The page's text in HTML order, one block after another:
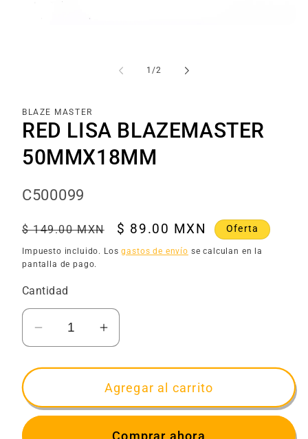
1 /de
2
BLAZE MASTER
RED LISA BLAZEMASTER
50MMX18MM
SKU:
C500099
Precio
habitual
$ 149.00 MXN
Precio
de
$ 89.00 MXN Oferta
Impuesto incluido. Losgastos de envío se calculan en la
pantalla de pago.
Cantidad
Reducir
para
LISA
Aumentar
para
RED
LISA
Agregar al carrito
Comprar ahora